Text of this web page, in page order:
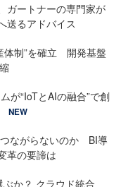
ガートナーの専門家が
送るアドバイス
体制”を確立 開発基盤
が“IoTとAIの融合”で創
NEW
つながらないのか BI導
革の要諦は
か？ クラウド統合